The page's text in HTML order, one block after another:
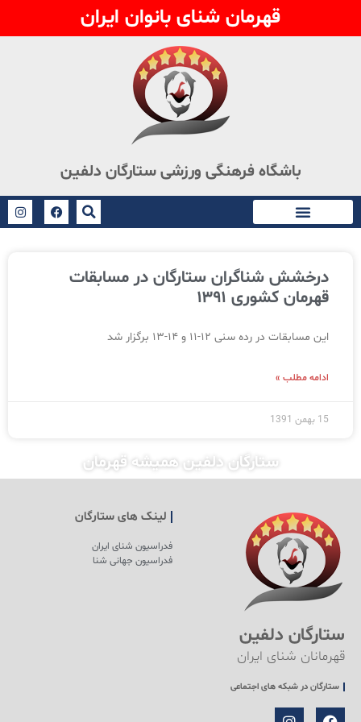
قهرمان شنای بانوان ایران
باشگاه فرهنگی ورزشی ستارگان دلفین
درخشش شناگران ستارگان در مسابقات
قهرمان کشوری ۱۳۹۱
این مسابقات در رده سنی ۱۲-۱۱ و ۱۴-۱۳ برگزار شد
ادامه مطلب »
15 بهمن 1391
ستارگان دلفین همیشه قهرمان
ستارگان دلفین
قهرمانان شنای ایران
لینک های ستارگان
فدراسیون شنای ایران
فدراسیون جهانی شنا
ستارگان در شبکه های اجتماعی